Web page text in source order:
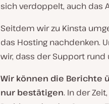
sich verdoppelt, auch das
Seitdem wir zu Kinsta
das Hosting nachdenken.
wir, dass der Support rund
Wir können die Berichte
nur bestätigen. In der